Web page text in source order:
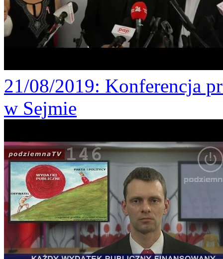
21/08/2019: Konferencja
w Sejmie